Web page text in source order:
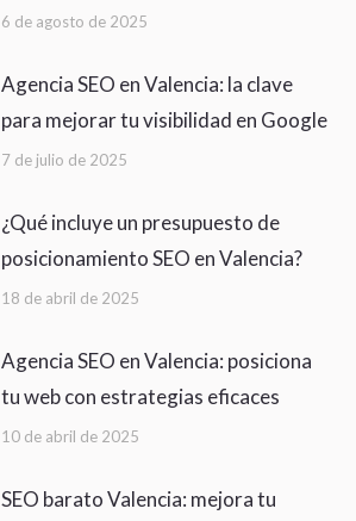
6 de agosto de 2025
Agencia SEO en Valencia: la clave
para mejorar tu visibilidad en Google
7 de julio de 2025
¿Qué incluye un presupuesto de
posicionamiento SEO en Valencia?
18 de abril de 2025
Agencia SEO en Valencia: posiciona
tu web con estrategias eficaces
10 de abril de 2025
SEO barato Valencia: mejora tu